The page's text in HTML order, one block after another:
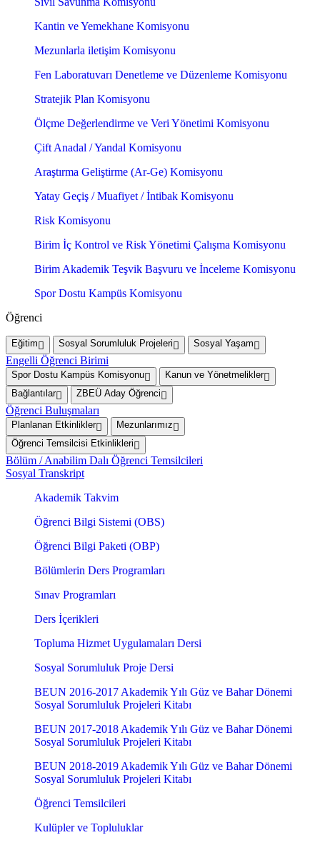
Kantin ve Yemekhane Komisyonu
Mezunlarla iletişim Komisyonu
Fen Laboratuvarı Denetleme ve Düzenleme Komisyonu
Stratejik Plan Komisyonu
Ölçme Değerlendirme ve Veri Yönetimi Komisyonu
Çift Anadal / Yandal Komisyonu
Araştırma Geliştirme (Ar-Ge) Komisyonu
Yatay Geçiş / Muafiyet / İntibak Komisyonu
Risk Komisyonu
Birim İç Kontrol ve Risk Yönetimi Çalışma Komisyonu
Birim Akademik Teşvik Başvuru ve İnceleme Komisyonu
Spor Dostu Kampüs Komisyonu
Öğrenci
Eğitim Sosyal Sorumluluk Projeleri Sosyal Yaşam
Engelli Öğrenci Birimi
Spor Dostu Kampüs Komisyonu
Kanun ve Yönetmelikler
Bağlantılar
ZBEÜ Aday Öğrenci
Öğrenci Buluşmaları
Planlanan Etkinlikler
Mezunlarımız
Öğrenci Temsilcisi Etkinlikleri
Bölüm / Anabilim Dalı Öğrenci Temsilcileri
Sosyal Transkript
Akademik Takvim
Öğrenci Bilgi Sistemi (OBS)
Öğrenci Bilgi Paketi (OBP)
Bölümlerin Ders Programları
Sınav Programları
Ders İçerikleri
Topluma Hizmet Uygulamaları Dersi
Sosyal Sorumluluk Proje Dersi
BEUN 2016-2017 Akademik Yılı Güz ve Bahar Dönemi
Sosyal Sorumluluk Projeleri Kitabı
BEUN 2017-2018 Akademik Yılı Güz ve Bahar Dönemi
Sosyal Sorumluluk Projeleri Kitabı
BEUN 2018-2019 Akademik Yılı Güz ve Bahar Dönemi
Sosyal Sorumluluk Projeleri Kitabı
Öğrenci Temsilcileri
Kulüpler ve Topluluklar